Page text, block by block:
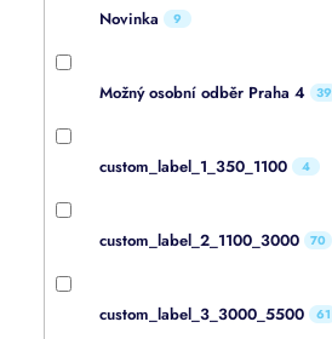
Novinka 9
Možný osobní odběr Praha 4 39
custom_label_1_350_1100 4
custom_label_2_1100_3000 70
custom_label_3_3000_5500 61